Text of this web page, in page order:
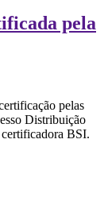
pela
pelas
Distribuição
BSI.